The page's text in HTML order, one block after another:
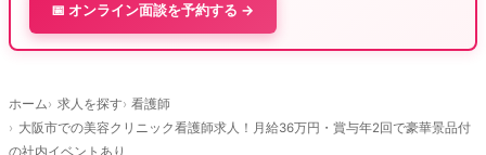
📅 オンライン面談を予約する →
ホーム 求人を探す
看護師
大阪市での美容クリニック看護師求人！月給36万円・賞与年2回で豪華景品付